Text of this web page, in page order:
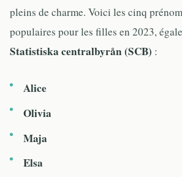
pleins de charme. Voici les cinq
populaires pour les filles en 2023,
Statistiska centralbyrån (SCB) :
Alice
Olivia
Maja
Elsa